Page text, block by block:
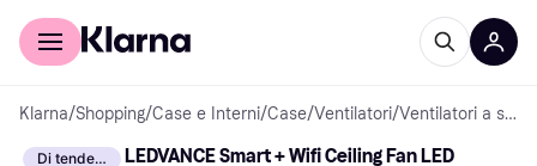
Per il tuo shopping
Klarna/Shopping/Case e Interni/Case/Ventilatori/ Ventilatori a soffitto
Di tendenza
LEDVANCE Smart + Wifi Ceiling Fan LED